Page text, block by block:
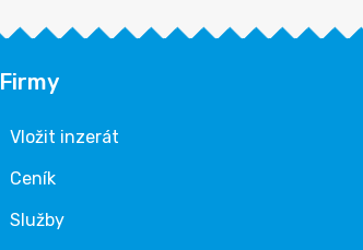
Firmy
Vložit inzerát
Ceník
Služby